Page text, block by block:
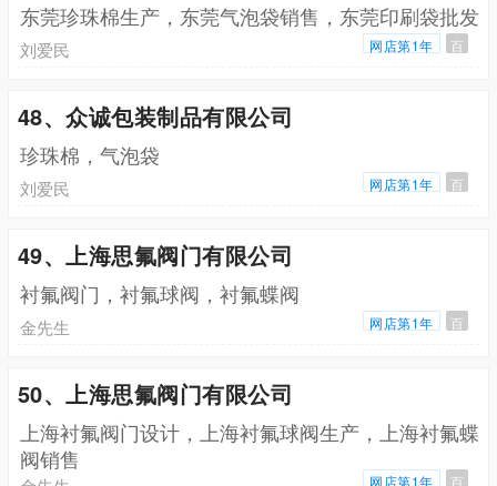
东莞珍珠棉生产，东莞气泡袋销售，东莞印刷袋批发
刘爱民 网店第1年 百
48、众诚包装制品有限公司
珍珠棉，气泡袋
刘爱民 网店第1年 百
49、上海思氟阀门有限公司
衬氟阀门，衬氟球阀，衬氟蝶阀
金先生 网店第1年 百
50、上海思氟阀门有限公司
上海衬氟阀门设计，上海衬氟球阀生产，上海衬氟蝶
阀销售
网店第1年 百